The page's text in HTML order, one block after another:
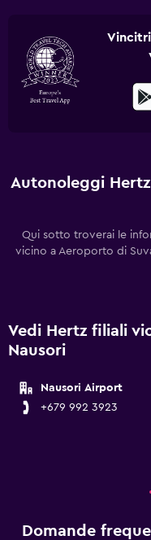
Autonoleggi
Qui sotto troverai le
vicino a Aeroporto di
Vedi Hertz filiali
Nausori
Nausori Airport
+679 992 3923
Domande